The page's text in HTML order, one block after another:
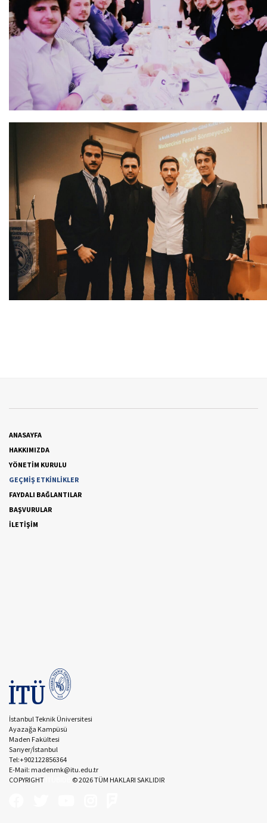
ANASAYFA
HAKKIMIZDA
YÖNETİM KURULU
GEÇMİŞ ETKİNLİKLER
FAYDALI BAĞLANTILAR
BAŞVURULAR
İLETİŞİM
İstanbul Teknik Üniversitesi
Ayazağa Kampüsü
Maden Fakültesi
Sarıyer/İstanbul
Tel:+902122856364
E-Mail: madenmk@itu.edu.tr
COPYRIGHT
©2026TÜM HAKLARI SAKLIDIR